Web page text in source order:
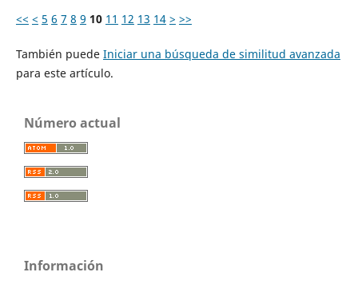
<< < 5 6 7 8 9 10 11 12 13 14 > >>
También puede Iniciar una búsqueda de similitud avanzada
para este artículo.
Número actual
Información